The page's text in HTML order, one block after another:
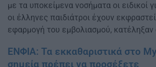
με τα υποκείμενα νοσήματα οι ειδικοί
οι έλληνες παιδιάτροι έχουν
εφαρμογή του εμβολιασμού, κατέληξαν
ΕΝΦΙΑ: Τα εκκαθαριστικά στο
σημεία πρέπει να προσέξετε